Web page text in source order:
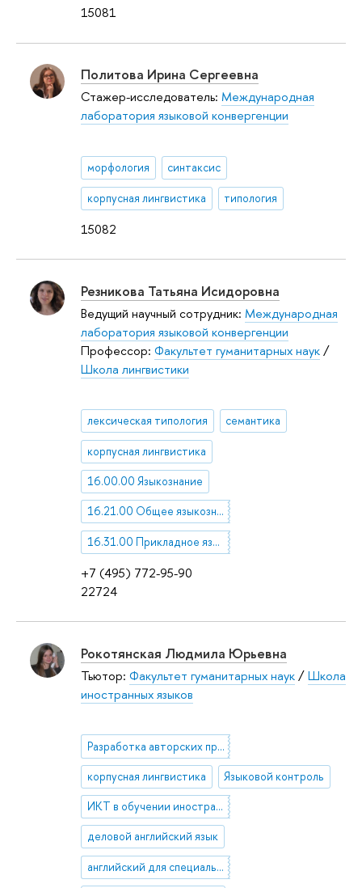
15081
15082
Политова Ирина Сергеевна
Стажер-исследователь: Международная
лаборатория языковой конвергенции
морфология синтаксис
корпусная лингвистика типология
+7 (495) 772-95-90
22724
Резникова Татьяна Исидоровна
Ведущий научный сотрудник: Международная
лаборатория языковой конвергенции
Профессор: Факультет гуманитарных наук/
Школа лингвистики
лексическая типология семантика
корпусная лингвистика
16.00.00 Языкознание
16.21.00 Общее языкознание
16.31.00 Прикладное языкознание
Рокотянская Людмила Юрьевна
Тьютор: Факультет гуманитарных наук/Школа
иностранных языков
Разработка авторских программ и курсов
корпусная лингвистика Языковой контроль
ИКТ в обучении иностранным языкам
деловой английский язык
английский для специальных целей